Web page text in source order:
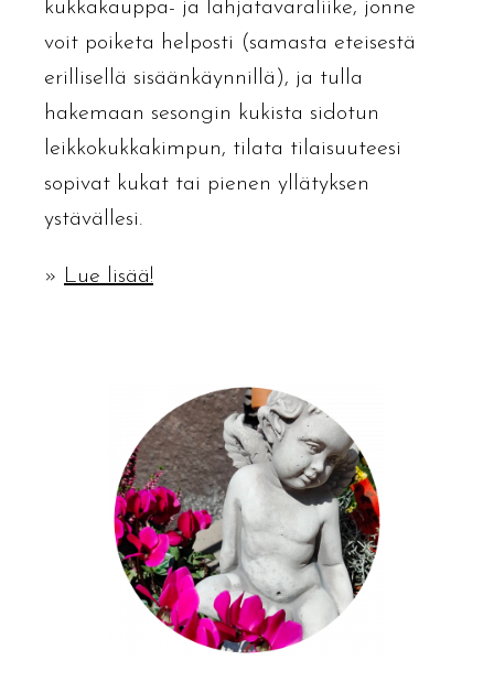
kukkakauppa- ja lahjatavaraliike, jonne
voit poiketa helposti (samasta eteisestä
erillisellä sisäänkäynnillä), ja tulla
hakemaan sesongin kukista sidotun
leikkokukkakimpun, tilata tilaisuuteesi
sopivat kukat tai pienen yllätyksen
ystävällesi.
» Lue lisää!